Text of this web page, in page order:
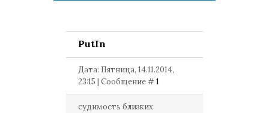
PutIn
Дата: Пятница, 14.11.2014,
23:15 | Сообщение #1
судимость близких